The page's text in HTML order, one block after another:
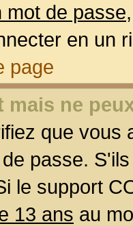
mot de passe
en un
page
ne
que
passe.
le support
13 ans au